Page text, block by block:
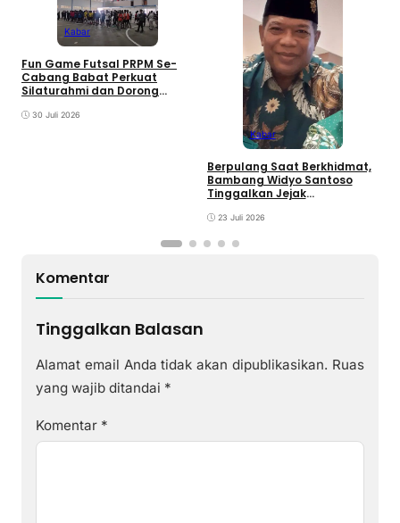
Kabar
Fun Game Futsal PRPM Se-
Cabang Babat Perkuat
Silaturahmi dan Dorong
30 Juli 2026
Kabar
Berpulang Saat Berkhidmat,
Bambang Widyo Santoso
Tinggalkan Jejak
Muhammadiyah Babat
23 Juli 2026
Komentar
Tinggalkan Balasan
Alamat email Anda tidak akan dipublikasikan. Ruas
yang wajib ditandai *
Komentar *